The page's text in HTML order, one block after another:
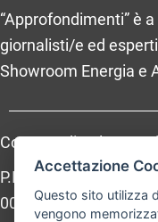
“Approfondimenti” è
giornalisti/e ed
Showroom Energia e
Comune di Bologna,
P.Iva: 01232710374 -
000020067156
Accettazione
Questo sito utilizza
vengono